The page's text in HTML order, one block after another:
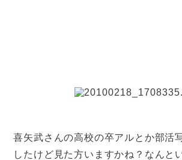
喜矢武さんの高校の卒アルとか部活
したけど見た方いますかね？なんと